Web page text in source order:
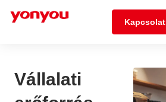
Kapcsolat
Vállalati